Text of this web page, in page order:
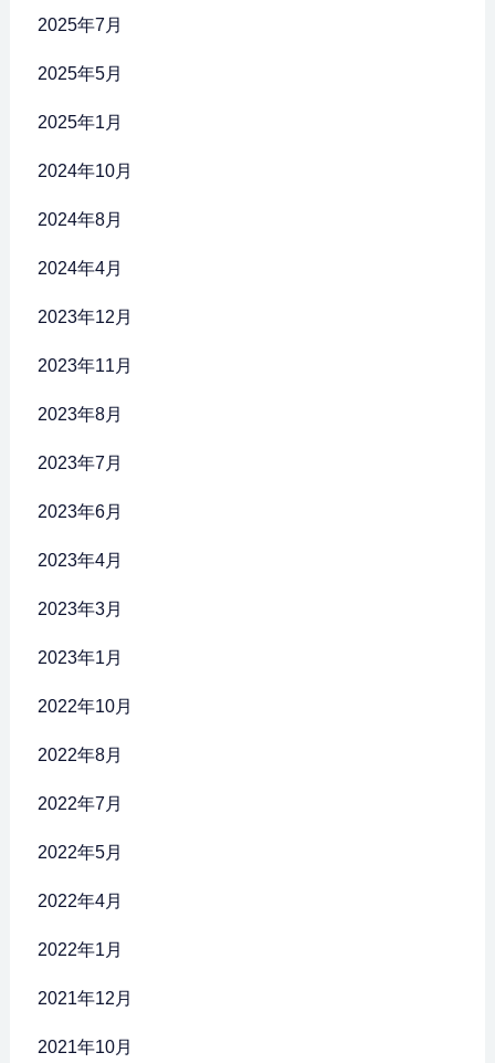
2025年7月
2025年5月
2025年1月
2024年10月
2024年8月
2024年4月
2023年12月
2023年11月
2023年8月
2023年7月
2023年6月
2023年4月
2023年3月
2023年1月
2022年10月
2022年8月
2022年7月
2022年5月
2022年4月
2022年1月
2021年12月
2021年10月